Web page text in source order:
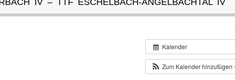
Kalender
Zum Kalender hinzufügen